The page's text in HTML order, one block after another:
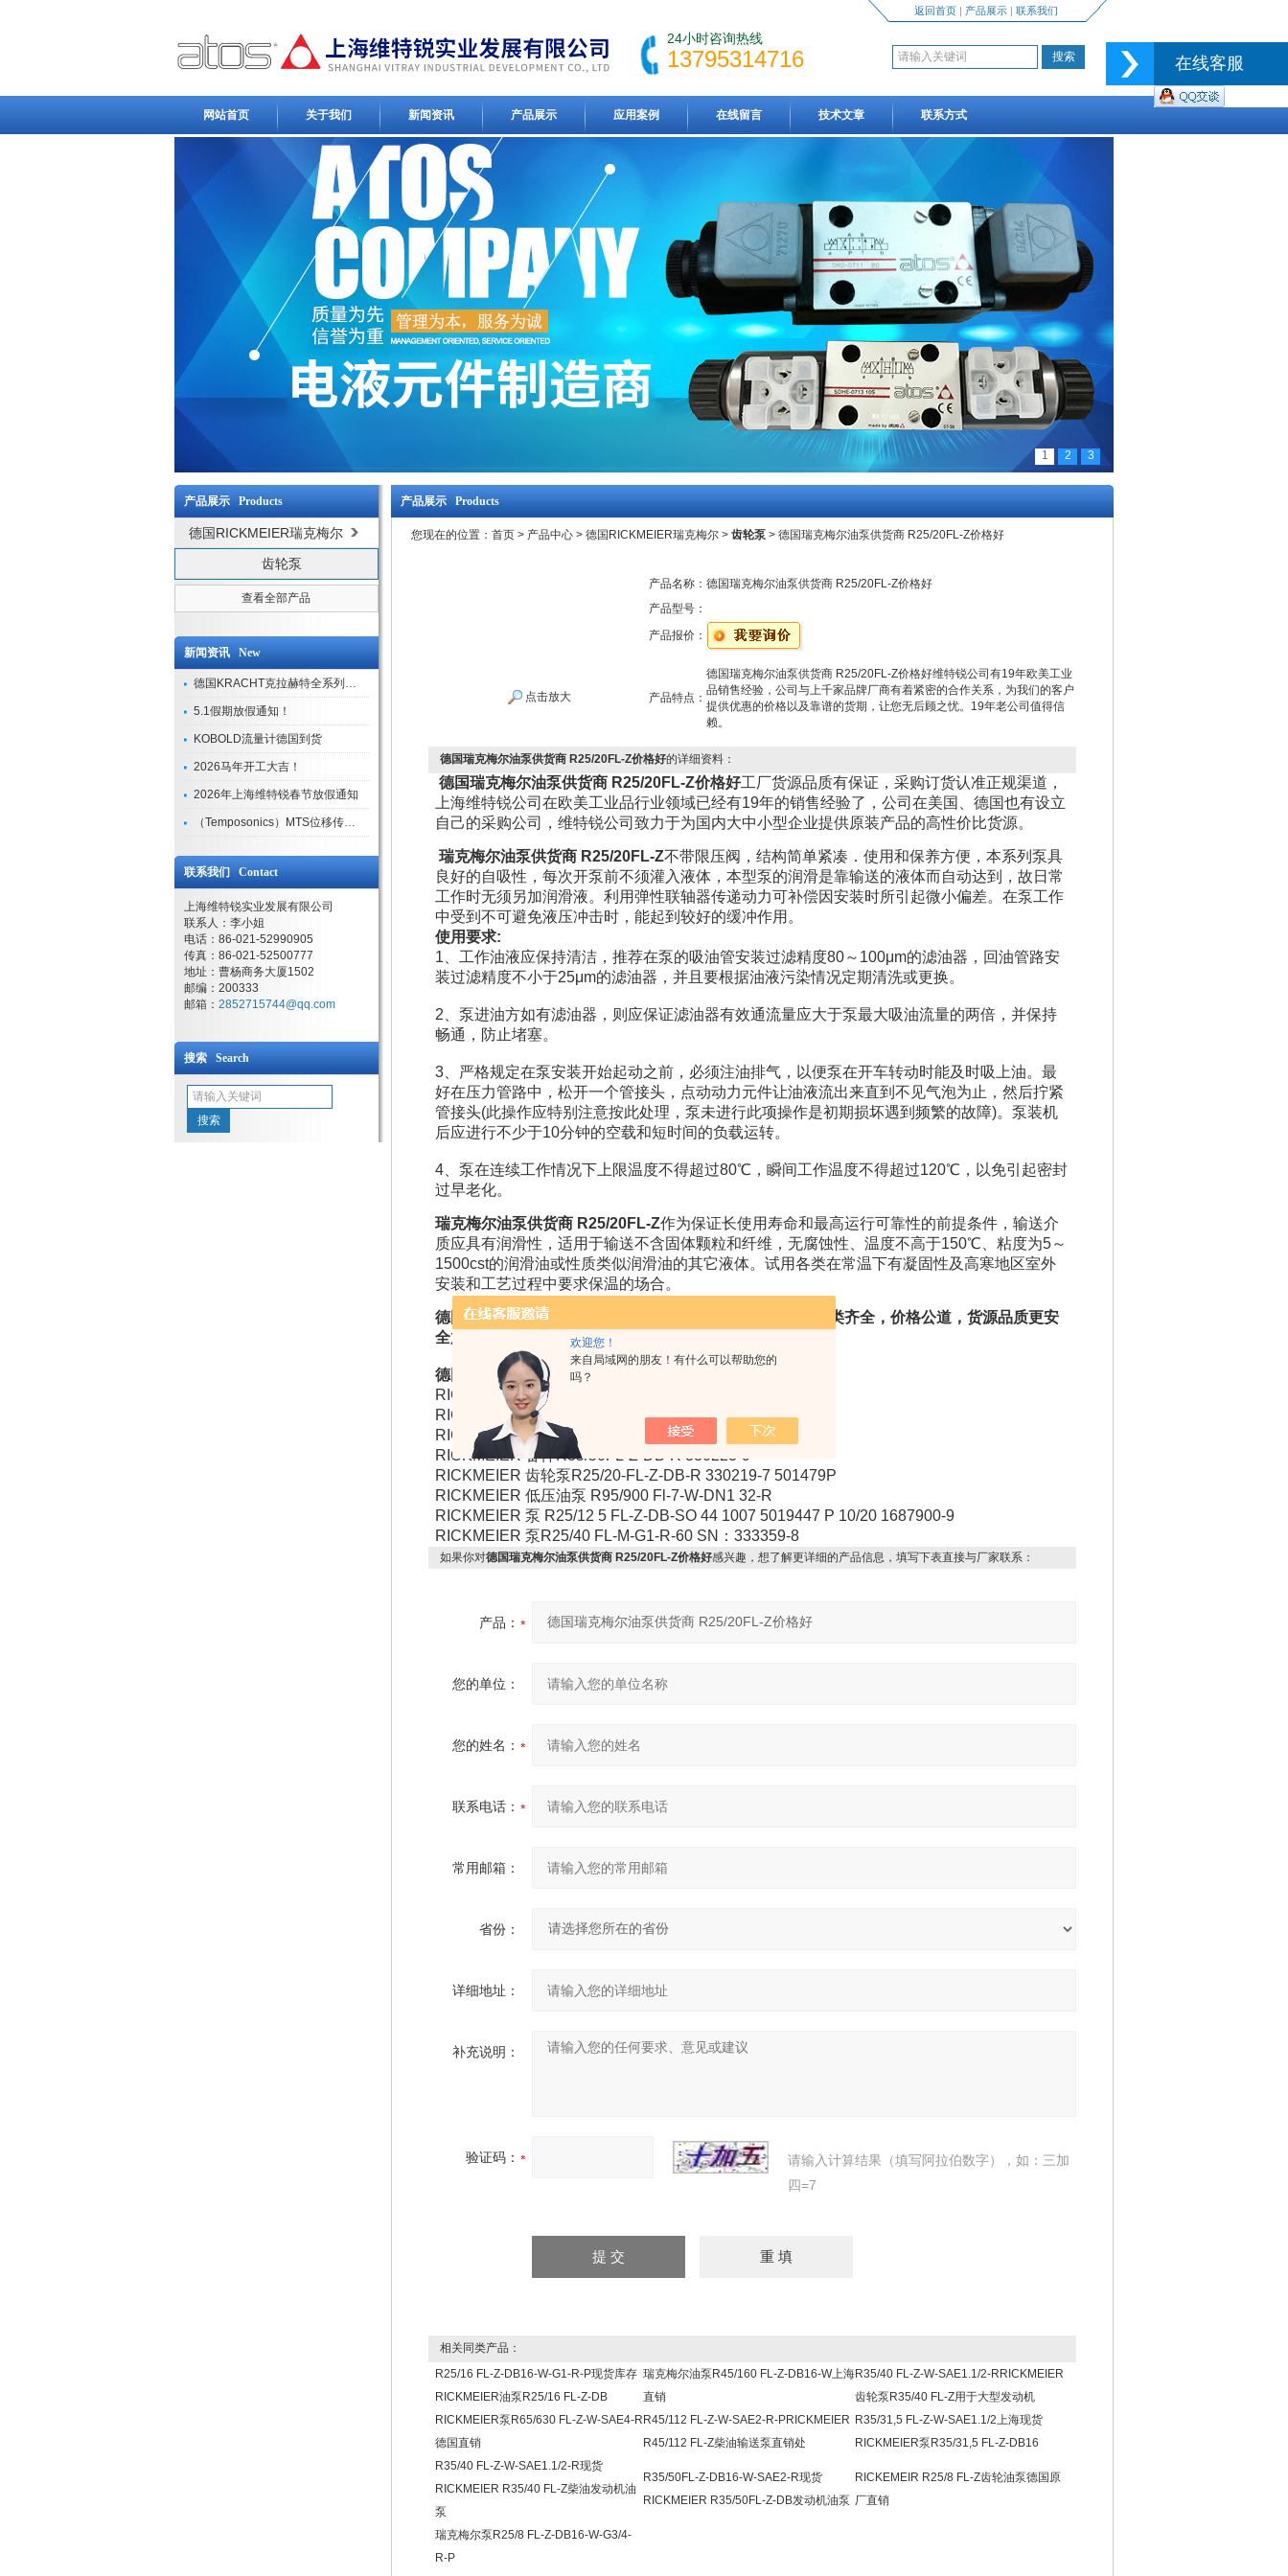
欢迎您！
来自局域网的朋友！有什么可以帮助您的
吗？
返回首页| 产品展示| 联系我们
24小时咨询热线
13795314716
网站首页 关于我们 新闻资讯 产品展示 应用案例 在线留言 技术文章 联系方式
1 2 3
产品展示 Products
德国RICKMEIER瑞克梅尔
齿轮泵
查看全部产品
新闻资讯 New
德国KRACHT克拉赫特全系列现货库存
5.1假期放假通知！
KOBOLD流量计德国到货
2026马年开工大吉！
2026年上海维特锐春节放假通知
（Temposonics）MTS位移传感器现货库存型号
联系我们 Contact
上海维特锐实业发展有限公司
联系人：李小姐
电话：86-021-52990905
传真：86-021-52500777
地址：曹杨商务大厦1502
邮编：200333
邮箱： 2852715744@qq.com
搜索 Search
产品展示 Products
您现在的位置： 首页 > 产品中心 > 德国RICKMEIER瑞克梅尔 > 齿轮泵 > 德国瑞克梅尔油泵供货商 R25/20FL-Z价格好
点击放大
产品名称： 德国瑞克梅尔油泵供货商 R25/20FL-Z价格好
产品型号：
产品报价：
产品特点：
德国瑞克梅尔油泵供货商 R25/20FL-Z价格好维特锐公司有19年欧美工业
品销售经验，公司与上千家品牌厂商有着紧密的合作关系，为我们的客户
提供优惠的价格以及靠谱的货期，让您无后顾之忧。19年老公司值得信
赖。
德国瑞克梅尔油泵供货商 R25/20FL-Z价格好的详细资料：
德国瑞克梅尔油泵供货商 R25/20FL-Z价格好工厂货源品质有保证，采购订货认准正规渠道，
上海维特锐公司在欧美工业品行业领域已经有19年的销售经验了，公司在美国、德国也有设立
自己的采购公司，维特锐公司致力于为国内大中小型企业提供原装产品的高性价比货源。
瑞克梅尔油泵供货商 R25/20FL-Z不带限压阀，结构简单紧凑．使用和保养方便，本系列泵具
良好的自吸性，每次开泵前不须灌入液体，本型泵的润滑是靠输送的液体而自动达到，故日常
工作时无须另加润滑液。利用弹性联轴器传递动力可补偿因安装时所引起微小偏差。在泵工作
中受到不可避免液压冲击时，能起到较好的缓冲作用。
使用要求:
1、工作油液应保持清洁，推荐在泵的吸油管安装过滤精度80～100μm的滤油器，回油管路安
装过滤精度不小于25μm的滤油器，并且要根据油液污染情况定期清洗或更换。
2、泵进油方如有滤油器，则应保证滤油器有效通流量应大于泵最大吸油流量的两倍，并保持
畅通，防止堵塞。
3、严格规定在泵安装开始起动之前，必须注油排气，以便泵在开车转动时能及时吸上油。最
好在压力管路中，松开一个管接头，点动动力元件让油液流出来直到不见气泡为止，然后拧紧
管接头(此操作应特别注意按此处理，泵未进行此项操作是初期损坏遇到频繁的故障)。泵装机
后应进行不少于10分钟的空载和短时间的负载运转。
4、泵在连续工作情况下上限温度不得超过80℃，瞬间工作温度不得超过120℃，以免引起密封
过早老化。
瑞克梅尔油泵供货商 R25/20FL-Z作为保证长使用寿命和最高运行可靠性的前提条件，输送介
质应具有润滑性，适用于输送不含固体颗粒和纤维，无腐蚀性、温度不高于150℃、粘度为5～
1500cst的润滑油或性质类似润滑油的其它液体。试用各类在常温下有凝固性及高寒地区室外
安装和工艺过程中要求保温的场合。
德国瑞克梅尔油泵供货商 R25/20FL-Z价格好
工厂直供，种类齐全，价格公道，货源品质更安
全放心，货期靠谱，确保您交货无忧！
德国瑞克梅尔油泵供应型号：
RICKMEIER 备件R35/50 FL-Z-DB4-W-SAE2-R
RICKMEIER 备件R45/100FL-Z-DB-R 330226-2
RICKMEIER 齿轮泵R45/80 FL-Z-DB 697014345
RICKMEIER 备件R35/50FL-Z-DB-R 330223-9
RICKMEIER 齿轮泵R25/20-FL-Z-DB-R 330219-7 501479P
RICKMEIER 低压油泵 R95/900 Fl-7-W-DN1 32-R
RICKMEIER 泵 R25/12 5 FL-Z-DB-SO 44 1007 5019447 P 10/20 1687900-9
RICKMEIER 泵R25/40 FL-M-G1-R-60 SN：333359-8
如果你对德国瑞克梅尔油泵供货商 R25/20FL-Z价格好感兴趣，想了解更详细的产品信息，填写下表直接与厂家联系：
产品：
您的单位：
您的姓名：
联系电话：
常用邮箱：
省份：
详细地址：
补充说明：
验证码：
请输入计算结果（填写阿拉伯数字），如：三加
四=7
相关同类产品：
R25/16 FL-Z-DB16-W-G1-R-P现货库存
RICKMEIER油泵R25/16 FL-Z-DB
瑞克梅尔油泵R45/160 FL-Z-DB16-W上海
直销
R35/40 FL-Z-W-SAE1.1/2-RRICKMEIER
齿轮泵R35/40 FL-Z用于大型发动机
RICKMEIER泵R65/630 FL-Z-W-SAE4-R
德国直销
R45/112 FL-Z-W-SAE2-R-PRICKMEIER
R45/112 FL-Z柴油输送泵直销处
R35/31,5 FL-Z-W-SAE1.1/2上海现货
RICKMEIER泵R35/31,5 FL-Z-DB16
R35/40 FL-Z-W-SAE1.1/2-R现货
RICKMEIER R35/40 FL-Z柴油发动机油
泵
R35/50FL-Z-DB16-W-SAE2-R现货
RICKMEIER R35/50FL-Z-DB发动机油泵
RICKEMEIR R25/8 FL-Z齿轮油泵德国原
厂直销
瑞克梅尔泵R25/8 FL-Z-DB16-W-G3/4-
R-P
在线客服